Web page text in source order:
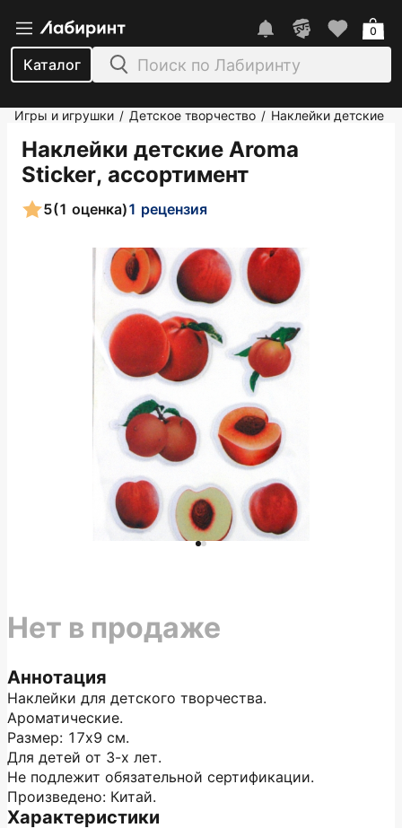
Каталог
0
Игры и игрушки / Детское творчество / Наклейки детские
Наклейки детские Aroma
Sticker, ассортимент
5(1 оценка)1 рецензия
Аннотация
Наклейки для детского творчества.
Ароматические.
Размер: 17х9 см.
Для детей от 3-х лет.
Не подлежит обязательной сертификации.
Произведено: Китай.
Характеристики
Нет в продаже